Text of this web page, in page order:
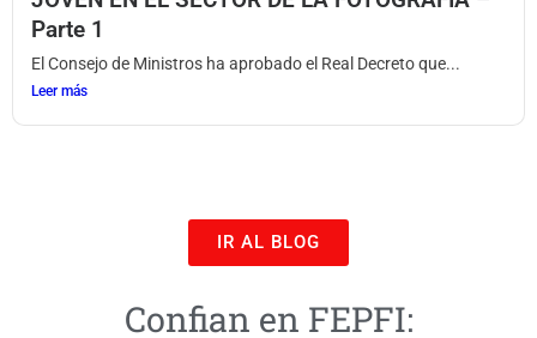
Parte 1
El Consejo de Ministros ha aprobado el Real Decreto que...
Leer más
IR AL BLOG
Confian en FEPFI: